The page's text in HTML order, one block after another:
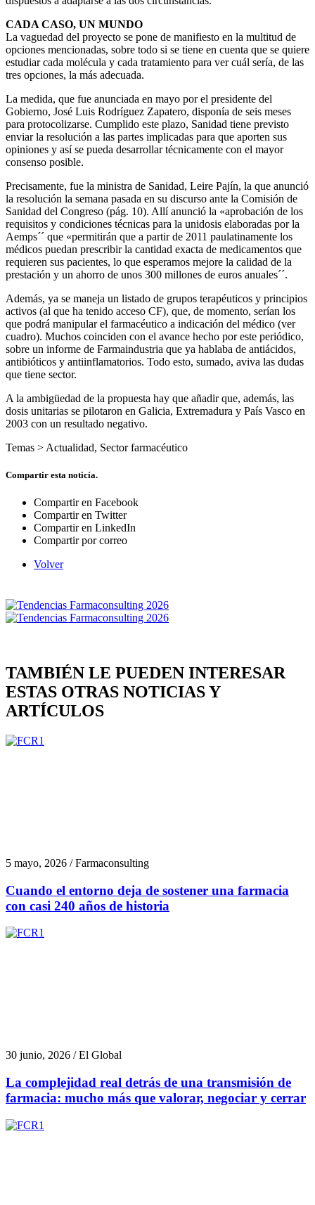
CADA CASO, UN MUNDO
La vaguedad del proyecto se pone de manifiesto en la multitud de
opciones mencionadas, sobre todo si se tiene en cuenta que se quiere
estudiar cada molécula y cada tratamiento para ver cuál sería, de las
tres opciones, la más adecuada.
La medida, que fue anunciada en mayo por el presidente del
Gobierno, José Luis Rodríguez Zapatero, disponía de seis meses
para protocolizarse. Cumplido este plazo, Sanidad tiene previsto
enviar la resolución a las partes implicadas para que aporten sus
opiniones y así se pueda desarrollar técnicamente con el mayor
consenso posible.
Precisamente, fue la ministra de Sanidad, Leire Pajín, la que anunció
la resolución la semana pasada en su discurso ante la Comisión de
Sanidad del Congreso (pág. 10). Allí anunció la «aprobación de los
requisitos y condiciones técnicas para la unidosis elaboradas por la
Aemps´´ que «permitirán que a partir de 2011 paulatinamente los
médicos puedan prescribir la cantidad exacta de medicamentos que
requieren sus pacientes, lo que esperamos mejore la calidad de la
prestación y un ahorro de unos 300 millones de euros anuales´´.
Además, ya se maneja un listado de grupos terapéuticos y principios
activos (al que ha tenido acceso CF), que, de momento, serían los
que podrá manipular el farmacéutico a indicación del médico (ver
cuadro). Muchos coinciden con el avance hecho por este periódico,
sobre un informe de Farmaindustria que ya hablaba de antiácidos,
antibióticos y antiinflamatorios. Todo esto, sumado, aviva las dudas
que tiene sector.
A la ambigüedad de la propuesta hay que añadir que, además, las
dosis unitarias se pilotaron en Galicia, Extremadura y País Vasco en
2003 con un resultado negativo.
Temas > Actualidad, Sector farmacéutico
Compartir esta noticía.
Compartir en Facebook
Compartir en Twitter
Compartir en LinkedIn
Compartir por correo
Volver
TAMBIÉN LE PUEDEN INTERESAR
ESTAS OTRAS NOTICIAS Y
ARTÍCULOS
5 mayo, 2026 / Farmaconsulting
Cuando el entorno deja de sostener una farmacia
con casi 240 años de historia
30 junio, 2026 / El Global
La complejidad real detrás de una transmisión de
farmacia: mucho más que valorar, negociar y cerrar